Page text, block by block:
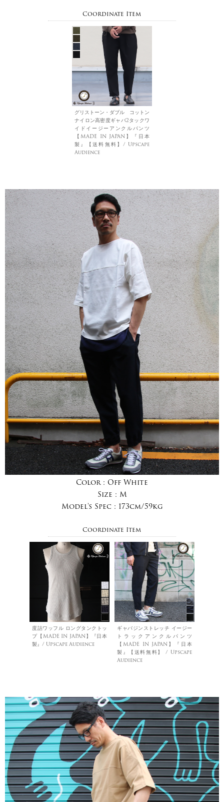
Coordinate Item
グリストーン・ダブル コットン
ナイロン高密度ギャバ2タックワ
イドイージーアンクルパンツ
【MADE IN JAPAN】『日本
製』【送料無料】/ Upscape
Audience
Color : Off White
Size : M
Model's Spec : 173cm/59kg
Coordinate Item
度詰ワッフル ロングタンクトッ
プ【MADE IN JAPAN】『日本
製』/ Upscape Audience
ギャバジンストレッチ イージー
トラックアンクルパンツ
【MADE IN JAPAN】『日本
製』【送料無料】 / Upscape
Audience